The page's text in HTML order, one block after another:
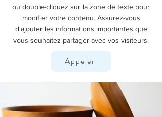
ou double-cliquez sur la zone de texte pour
modifier votre contenu. Assurez-vous
d'ajouter les informations importantes que
vous souhaitez partager avec vos visiteurs.
Appeler